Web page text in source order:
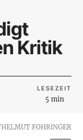
Kritik
LESEZEIT
5 min
FOHRINGER